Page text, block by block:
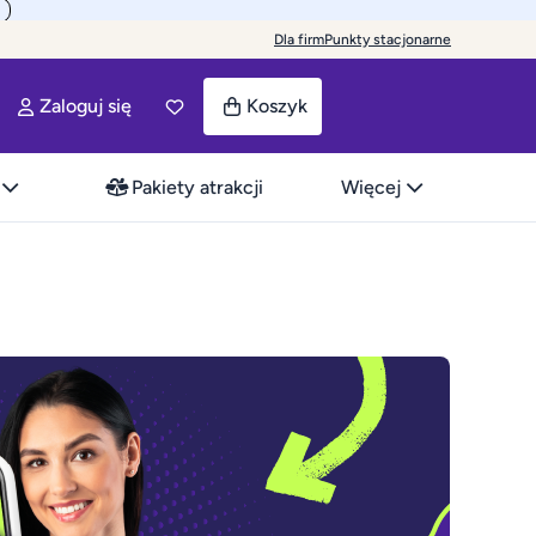
Dla firmPunkty stacjonarne
Zaloguj się Koszyk
Pakiety atrakcji Więcej